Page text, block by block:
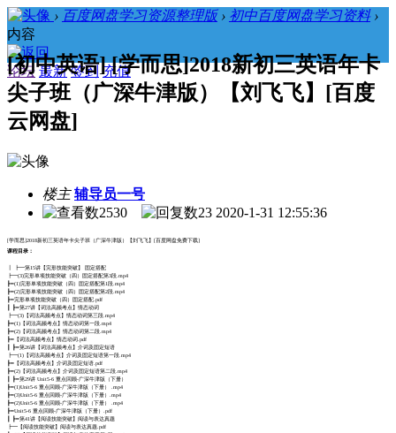
› 百度网盘学习资源整理版 › 初中百度网盘学习资料 ›
内容
论坛 最新 签到 充值
[初中英语] [学而思]2018新初三英语年卡
尖子班（广深牛津版）【刘飞飞】[百度
云网盘]
楼主 辅导员一号
2530
23 2020-1-31 12:55:36
[学而思]2018新初三英语年卡尖子班（广深牛津版）【刘飞飞】[百度网盘免费下载]
课程目录：
┃ ┣━第15讲【完形技能突破】 固定搭配
┣━(3)完形单项技能突破（四）固定搭配第3段.mp4
┣━(1)完形单项技能突破（四）固定搭配第1段.mp4
┣━(2)完形单项技能突破（四）固定搭配第2段.mp4
┣━完形单项技能突破（四）固定搭配.pdf
┃ ┣━第27讲【词法高频考点】情态动词
┣━(3)【词法高频考点】情态动词第三段.mp4
┣━(1)【词法高频考点】情态动词第一段.mp4
┣━(2)【词法高频考点】情态动词第二段.mp4
┣━【词法高频考点】情态动词.pdf
┃ ┣━第26讲【词法高频考点】介词及固定短语
┣━(1)【词法高频考点】介词及固定短语第一段.mp4
┣━【词法高频考点】介词及固定短语.pdf
┣━(2)【词法高频考点】介词及固定短语第二段.mp4
┃ ┣━第29讲 Unit5-6 重点回顾-广深牛津版（下册）
┣━(1)Unit5-6 重点回顾-广深牛津版（下册） .mp4
┣━(3)Unit5-6 重点回顾-广深牛津版（下册）.mp4
┣━(2)Unit5-6 重点回顾-广深牛津版（下册） .mp4
┣━Unit5-6 重点回顾-广深牛津版（下册）.pdf
┃ ┣━第41讲【阅读技能突破】阅读与表达真题
┣━【阅读技能突破】阅读与表达真题.pdf